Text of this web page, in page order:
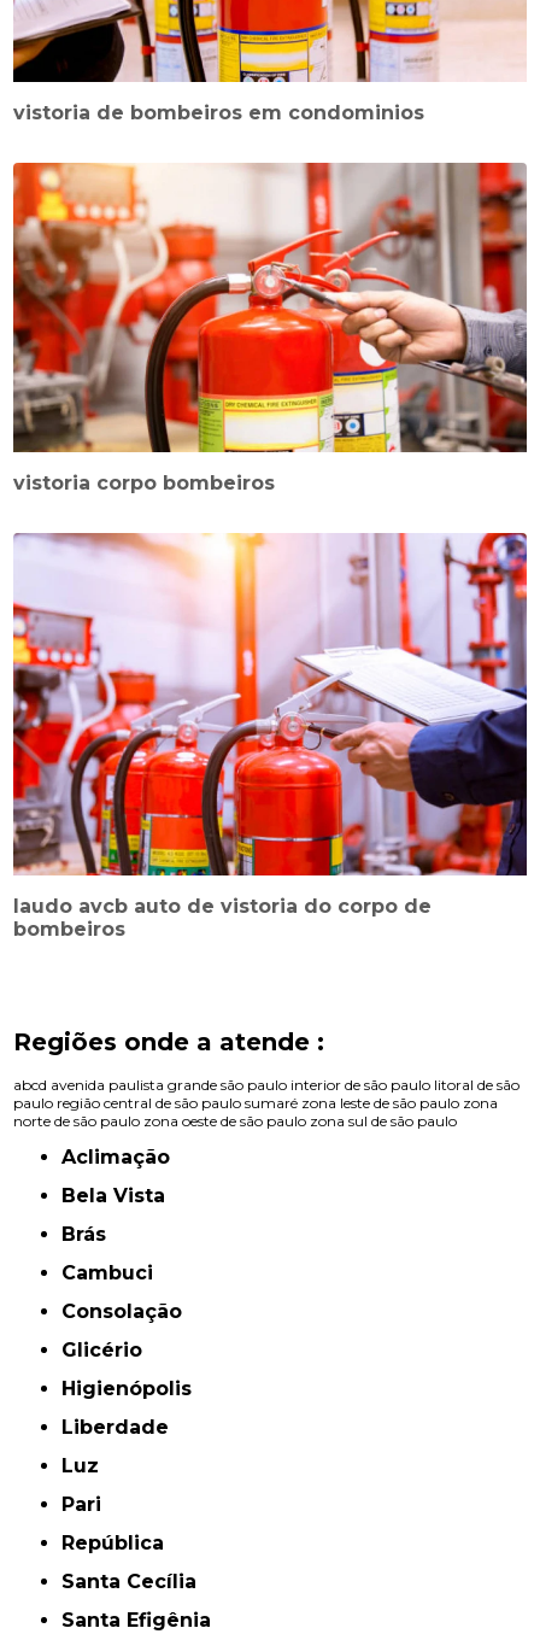
vistoria de bombeiros em condominios
vistoria corpo bombeiros
laudo avcb auto de vistoria do corpo de
bombeiros
Regiões onde a atende :
abcd avenida paulista grande são paulo interior de são paulo litoral de são
paulo região central de são paulo sumaré zona leste de são paulo zona
norte de são paulo zona oeste de são paulo zona sul de são paulo
Aclimação
Bela Vista
Brás
Cambuci
Consolação
Glicério
Higienópolis
Liberdade
Luz
Pari
República
Santa Cecília
Santa Efigênia